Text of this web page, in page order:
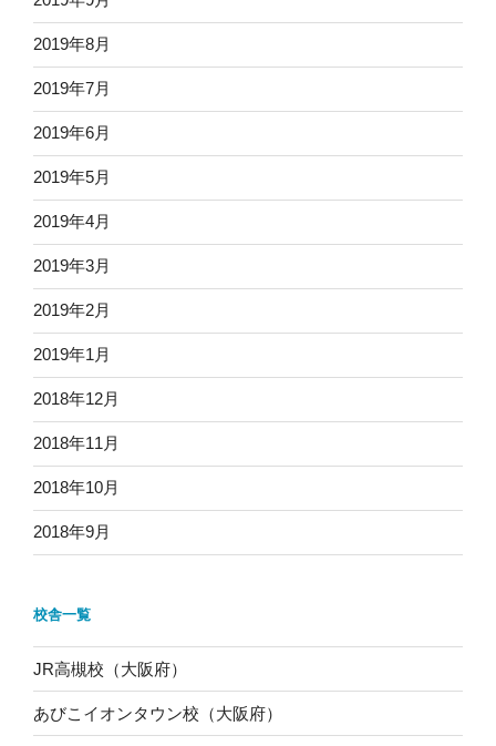
2019年8月
2019年7月
2019年6月
2019年5月
2019年4月
2019年3月
2019年2月
2019年1月
2018年12月
2018年11月
2018年10月
2018年9月
校舎一覧
JR高槻校（大阪府）
あびこイオンタウン校（大阪府）